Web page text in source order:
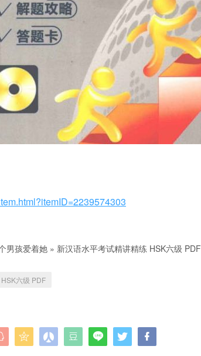
男孩爱着她 » 新汉语水平考试精讲精练 HSK六级 PDF
六级 PDF
     